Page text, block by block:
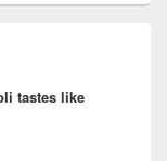
tastes like